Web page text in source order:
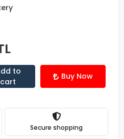
to
cart
Buy Now
Secure shopping